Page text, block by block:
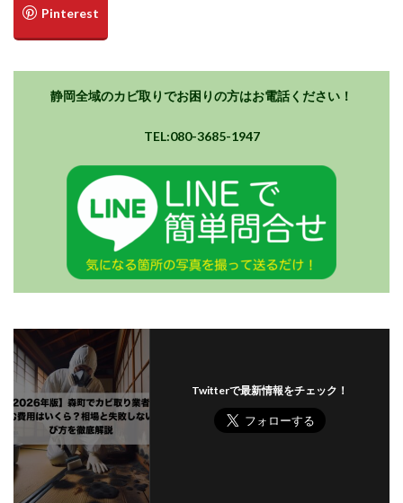
静岡全域のカビ取りでお困りの方はお電話ください！
TEL:080-3685-1947
Twitterで最新情報をチェック！